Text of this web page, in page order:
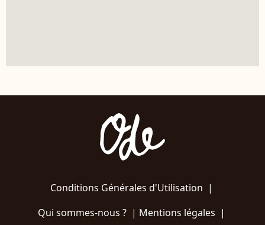
Conditions Générales d'Utilisation |
Qui sommes-nous ?| Mentions légales |